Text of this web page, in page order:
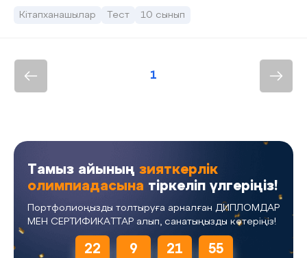
Кітапханашылар Тест 10 сынып
1
Тамыз айының зияткерлік
олимпиадасына тіркеліп үлгеріңіз!
Портфолиоңызды толтыруға арналған ДИПЛОМДАР
МЕН СЕРТИФИКАТТАР алып, санатыңызды көтеріңіз!
22 9 21 54